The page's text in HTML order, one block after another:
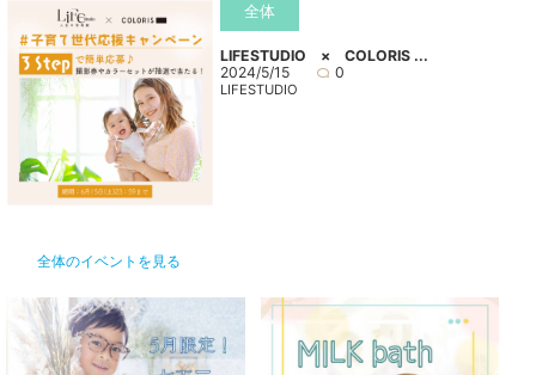
全体
LIFESTUDIO × COLORIS ...
2024/5/15
0
LIFESTUDIO
全体のイベントを見る